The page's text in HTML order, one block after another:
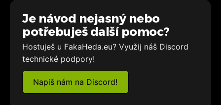
Je návod nejasný nebo
potřebuješ další pomoc?
Hostuješ u FakaHeda.eu? Využij náš Discord
technické podpory!
Napiš nám na Discord!